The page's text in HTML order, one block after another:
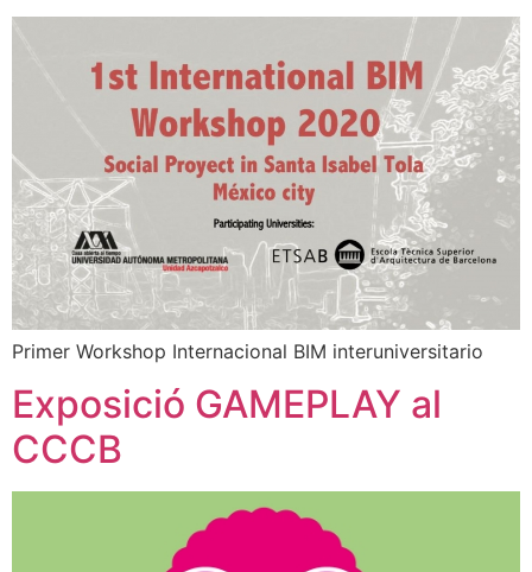
Primer Workshop Internacional BIM interuniversitario
Exposició GAMEPLAY al
CCCB